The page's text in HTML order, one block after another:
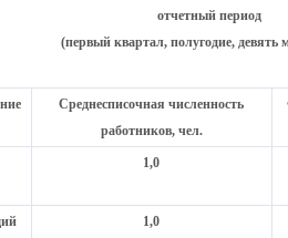
отчетный период
(первый квартал, полугодие, девять
Среднесписочная численность
работников, чел.
1,0
1,0